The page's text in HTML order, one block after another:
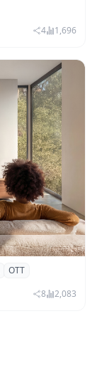
등 6개
4 1,696
‘HDR10+
OTT
8 2,083